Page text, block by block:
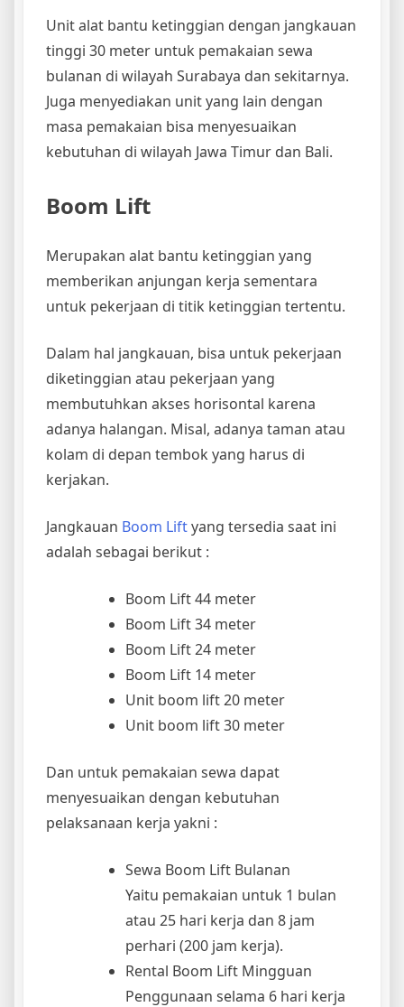
Unit alat bantu ketinggian dengan jangkauan
tinggi 30 meter untuk pemakaian sewa
bulanan di wilayah Surabaya dan sekitarnya.
Juga menyediakan unit yang lain dengan
masa pemakaian bisa menyesuaikan
kebutuhan di wilayah Jawa Timur dan Bali.
Boom Lift
Merupakan alat bantu ketinggian yang
memberikan anjungan kerja sementara
untuk pekerjaan di titik ketinggian tertentu.
Dalam hal jangkauan, bisa untuk pekerjaan
diketinggian atau pekerjaan yang
membutuhkan akses horisontal karena
adanya halangan. Misal, adanya taman atau
kolam di depan tembok yang harus di
kerjakan.
Jangkauan Boom Liftyang tersedia saat ini
adalah sebagai berikut :
Boom Lift 44 meter
Boom Lift 34 meter
Boom Lift 24 meter
Boom Lift 14 meter
Unit boom lift 20 meter
Unit boom lift 30 meter
Dan untuk pemakaian sewa dapat
menyesuaikan dengan kebutuhan
pelaksanaan kerja yakni :
Sewa Boom Lift Bulanan
Yaitu pemakaian untuk 1 bulan
atau 25 hari kerja dan 8 jam
perhari (200 jam kerja).
Rental Boom Lift Mingguan
Penggunaan selama 6 hari kerja